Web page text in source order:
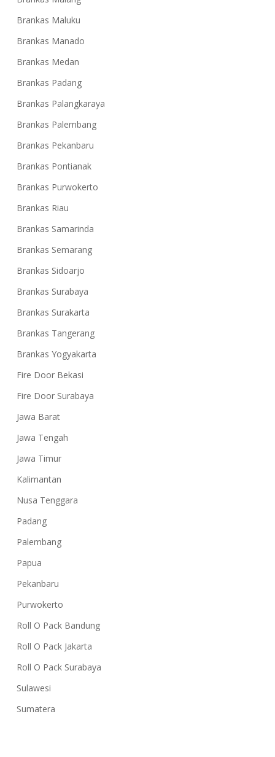
Bali
Jasa
Ahli
Kunci
Brankas
Denpasar
Bali:
Service
&
Pindah
Brankas
|
08977777177
Brankas Maluku
Brankas Manado
Brankas Medan
Brankas Padang
Brankas Palangkaraya
Brankas Palembang
Brankas Pekanbaru
Brankas Pontianak
Brankas Purwokerto
Brankas Riau
Brankas Samarinda
Brankas Semarang
Brankas Sidoarjo
Brankas Surabaya
Brankas Surakarta
Brankas Tangerang
Brankas Yogyakarta
Fire Door Bekasi
Fire Door Surabaya
Jawa Barat
Jawa Tengah
Jawa Timur
Kalimantan
Nusa Tenggara
Padang
Palembang
Papua
Pekanbaru
Purwokerto
Roll O Pack Bandung
Roll O Pack Jakarta
Roll O Pack Surabaya
Sulawesi
Sumatera